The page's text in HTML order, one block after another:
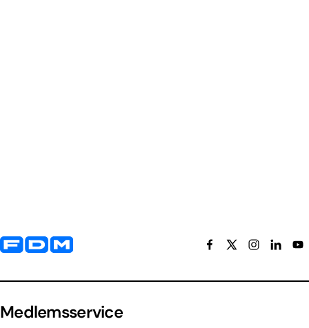
Yderligere information og kontaktoplysninger
Medlemsservice